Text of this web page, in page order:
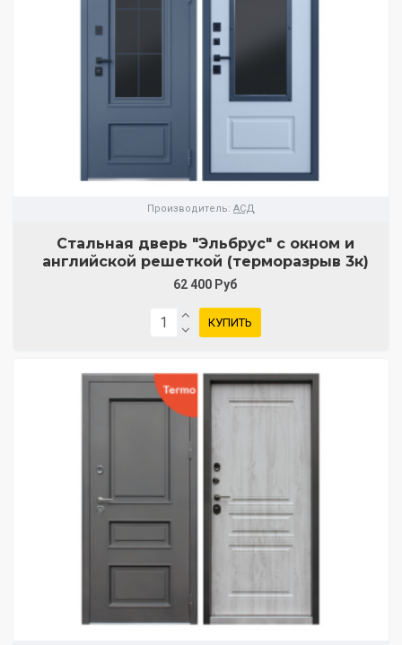
Производитель: АСД
Стальная дверь "Эльбрус" с окном и
английской решеткой (терморазрыв 3к)
62 400 Руб
КУПИТЬ